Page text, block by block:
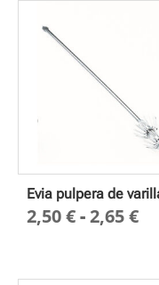
Evia pulpera de
2,50€-2,65€